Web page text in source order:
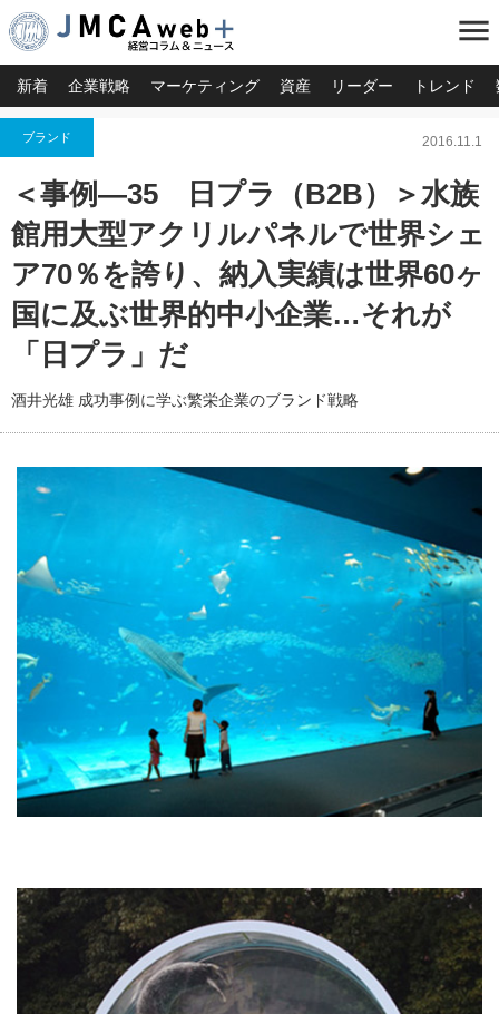
menu
新着 企業戦略 マーケティング 資産 リーダー トレンド
ブランド 2016.11.1
＜事例―35 日プラ（B2B）＞水族
館用大型アクリルパネルで世界シェ
ア70％を誇り、納入実績は世界60ヶ
国に及ぶ世界的中小企業…それが
「日プラ」だ
酒井光雄 成功事例に学ぶ繁栄企業のブランド戦略